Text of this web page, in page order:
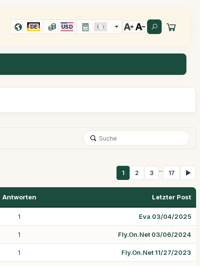
DE USD
1 2 3 ... 17 ▶
Antworten Letzter Post
1 Eva 03/04/2025
1 Fly.On.Net 03/06/2024
1 Fly.On.Net 11/27/2023